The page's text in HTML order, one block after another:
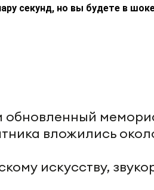
секунд, но вы будете в
обновленный
вложились
искусству,